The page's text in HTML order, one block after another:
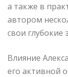
а также в
автором
свои глубокие
Влияние
его активной